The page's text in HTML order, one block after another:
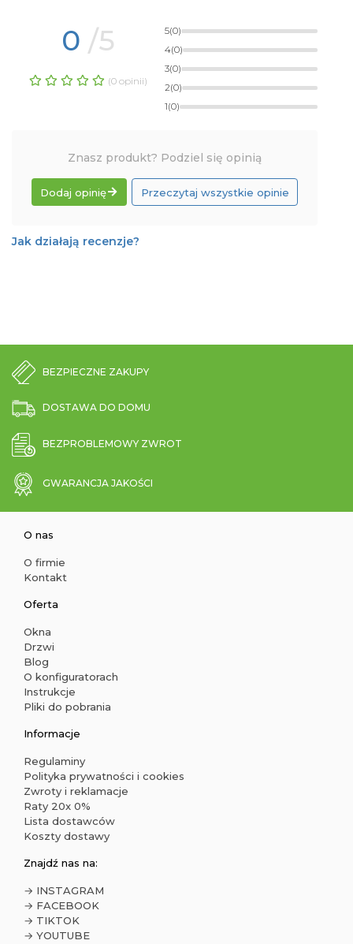
0 /5
(0 opinii)
5(0)
4(0)
3(0)
2(0)
1(0)
Znasz produkt? Podziel się opinią
Dodaj opinię Przeczytaj wszystkie opinie
Jak działają recenzje?
BEZPIECZNE ZAKUPY
DOSTAWA DO DOMU
BEZPROBLEMOWY ZWROT
GWARANCJA JAKOŚCI
O nas
O firmie
Kontakt
Oferta
Okna
Drzwi
Blog
O konfiguratorach
Instrukcje
Pliki do pobrania
Informacje
Regulaminy
Polityka prywatności i cookies
Zwroty i reklamacje
Raty 20x 0%
Lista dostawców
Koszty dostawy
Znajdź nas na:
→ INSTAGRAM
→ FACEBOOK
→ TIKTOK
→ YOUTUBE